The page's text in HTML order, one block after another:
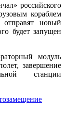
российского
кораблем
новый
будет запущен
модуль
завершение
станции